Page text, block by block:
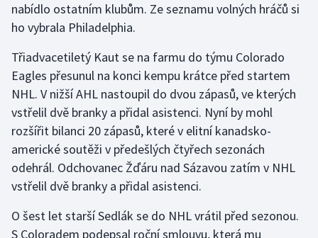
Lezení
Lyže a snowboard
Moderní pětiboj
Motorsport
Olympijské hry
Parasport
Plavání
nabídlo ostatním klubům. Ze seznamu volných hráčů si
ho vybrala Philadelphia.
Třiadvacetiletý Kaut se na farmu do týmu Colorado
Eagles přesunul na konci kempu krátce před startem
NHL. V nižší AHL nastoupil do dvou zápasů, ve kterých
vstřelil dvě branky a přidal asistenci. Nyní by mohl
rozšířit bilanci 20 zápasů, které v elitní kanadsko-
americké soutěži v předešlých čtyřech sezonách
odehrál. Odchovanec Žďáru nad Sázavou zatím v NHL
vstřelil dvě branky a přidal asistenci.
O šest let starší Sedlák se do NHL vrátil před sezonou.
S Coloradem podepsal roční smlouvu, která mu